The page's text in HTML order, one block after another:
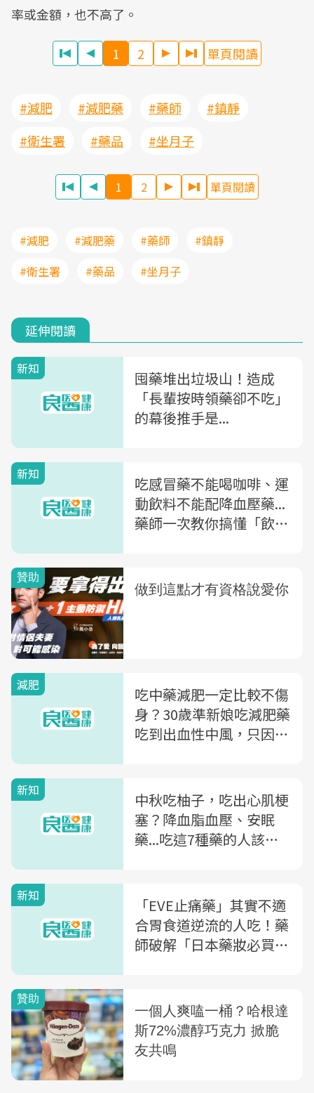
率或金額，也不高了。
1 2 單頁閱讀
#減肥 #減肥藥 #藥師
#鎮靜
#衛生署
#藥品 #坐月子
1 2 單頁閱讀
#減肥 #減肥藥 #藥師
#鎮靜
#衛生署
#藥品 #坐月子
延伸閱讀
新知
囤藥堆出垃圾山！造成
「長輩按時領藥卻不吃」
的幕後推手是...
新知
吃感冒藥不能喝咖啡、運
動飲料不能配降血壓藥...
藥師一次教你搞懂「飲料
減肥
吃中藥減肥一定比較不傷
身？30歲準新娘吃減肥藥
吃到出血性中風，只因這
新知
中秋吃柚子，吃出心肌梗
塞？降血脂血壓、安眠
藥...吃這7種藥的人該注
新知
「EVE止痛藥」其實不適
合胃食道逆流的人吃！藥
師破解「日本藥妝必買清